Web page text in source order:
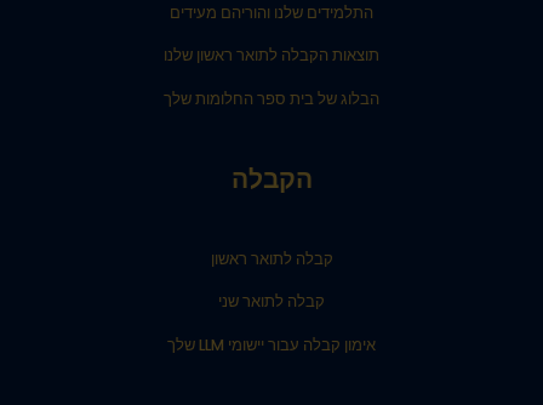
התלמידים שלנו והוריהם מעידים
תוצאות הקבלה לתואר ראשון שלנו
הבלוג של בית ספר החלומות שלך
הקבלה
קבלה לתואר ראשון
קבלה לתואר שני
אימון קבלה עבור יישומי LLM שלך